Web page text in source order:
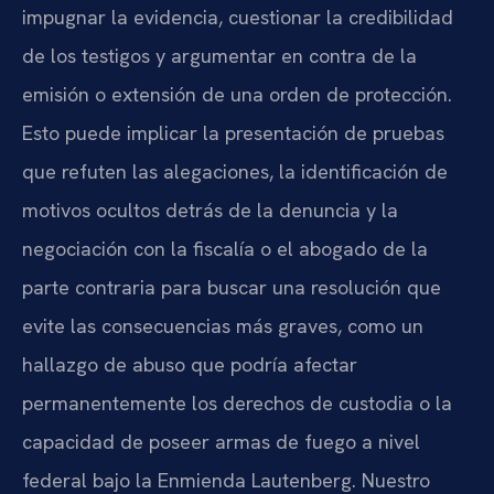
impugnar la evidencia, cuestionar la credibilidad
de los testigos y argumentar en contra de la
emisión o extensión de una orden de protección.
Esto puede implicar la presentación de pruebas
que refuten las alegaciones, la identificación de
motivos ocultos detrás de la denuncia y la
negociación con la fiscalía o el abogado de la
parte contraria para buscar una resolución que
evite las consecuencias más graves, como un
hallazgo de abuso que podría afectar
permanentemente los derechos de custodia o la
capacidad de poseer armas de fuego a nivel
federal bajo la Enmienda Lautenberg. Nuestro